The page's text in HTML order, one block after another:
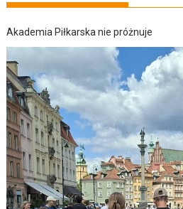
Akademia Piłkarska nie próżnuje